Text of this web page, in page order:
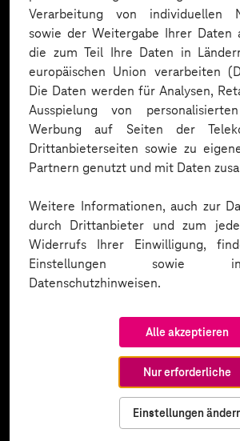
Verarbeitung von individuellen
sowie der Weitergabe Ihrer Daten
die zum Teil Ihre Daten in
europäischen Union verarbeiten
Die Daten werden für Analysen,
Ausspielung von
Werbung auf Seiten der
Drittanbieterseiten sowie zu
Partnern genutzt und mit Daten
Weitere Informationen, auch zur
durch Drittanbieter und zum
Widerrufs Ihrer Einwilligung,
Einstellungen sowie
Datenschutzhinweisen.
Alle akzeptieren
Nur erforderliche
Einstellungen
Expertise. Hier eine